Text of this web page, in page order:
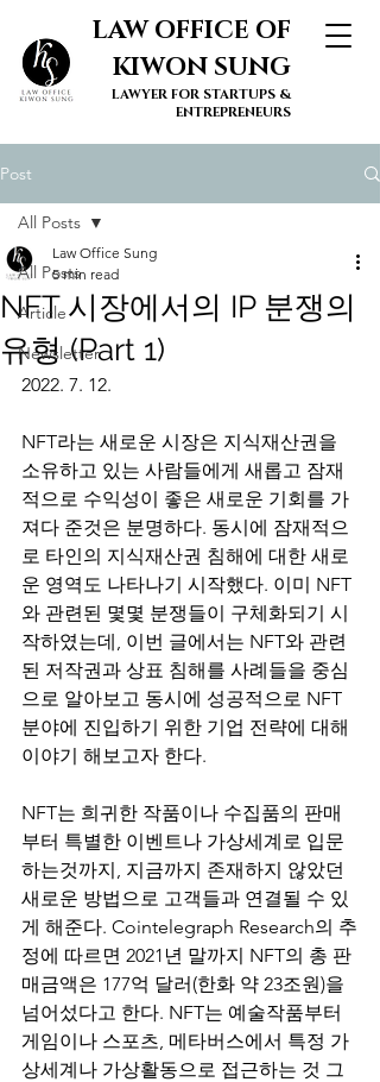
LAW OFFICE OF
KIWON SUNG
LAWYER FOR STARTUPS &
ENTREPRENEURS
Post
All Posts
Article
Newsletter
All Posts
NFT 시장에서의 IP 분쟁의
유형 (Part 1)
Law Office Sung
5 min read
2022. 7. 12.
NFT라는 새로운 시장은 지식재산권을
소유하고 있는 사람들에게 새롭고 잠재
적으로 수익성이 좋은 새로운 기회를 가
져다 준것은 분명하다. 동시에 잠재적으
로 타인의 지식재산권 침해에 대한 새로
운 영역도 나타나기 시작했다. 이미 NFT
와 관련된 몇몇 분쟁들이 구체화되기 시
작하였는데, 이번 글에서는 NFT와 관련
된 저작권과 상표 침해를 사례들을 중심
으로 알아보고 동시에 성공적으로 NFT
분야에 진입하기 위한 기업 전략에 대해
이야기 해보고자 한다.
NFT는 희귀한 작품이나 수집품의 판매
부터 특별한 이벤트나 가상세계로 입문
하는것까지, 지금까지 존재하지 않았던
새로운 방법으로 고객들과 연결될 수 있
게 해준다. Cointelegraph Research의 추
정에 따르면 2021년 말까지 NFT의 총 판
매금액은 177억 달러(한화 약 23조원)을
넘어섰다고 한다. NFT는 예술작품부터
게임이나 스포츠, 메타버스에서 특정 가
상세계나 가상활동으로 접근하는 것 그